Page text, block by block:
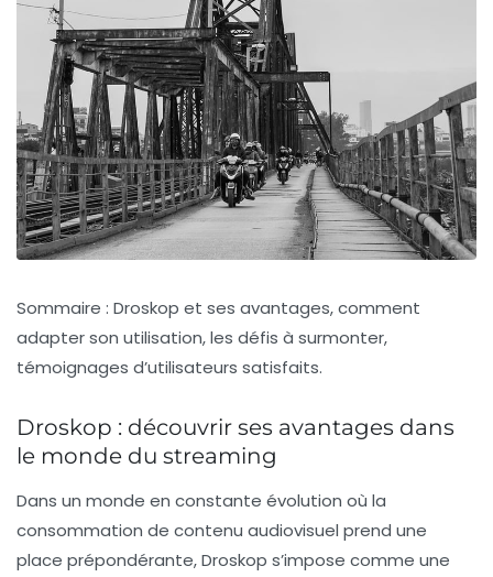
Sommaire : Droskop et ses avantages, comment
adapter son utilisation, les défis à surmonter,
témoignages d’utilisateurs satisfaits.
Droskop : découvrir ses avantages dans
le monde du streaming
Dans un monde en constante évolution où la
consommation de contenu audiovisuel prend une
place prépondérante,Droskop s’impose comme une